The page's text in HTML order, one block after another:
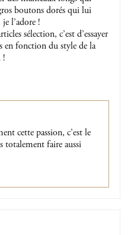
boutons dorés qui lui
l’adore !
sélection, c’est d’essayer
en fonction du style de la
!
cette passion, c’est le
totalement faire aussi